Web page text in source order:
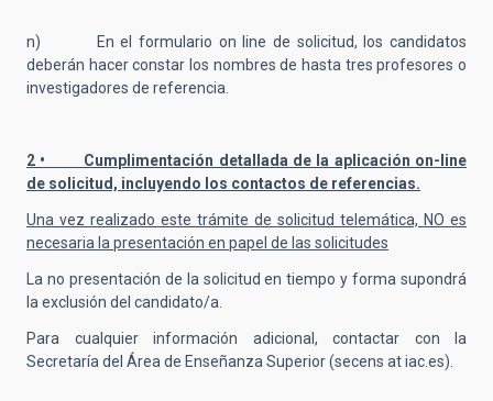
n) En el formulario on line de solicitud, los candidatos
deberán hacer constar los nombres de hasta tres profesores o
investigadores de referencia.
2 • Cumplimentación detallada de la aplicación on-line
de solicitud, incluyendo los contactos de referencias.
Una vez realizado este trámite de solicitud telemática, NO es
necesaria la presentación en papel de las solicitudes
La no presentación de la solicitud en tiempo y forma supondrá
la exclusión del candidato/a.
Para cualquier información adicional, contactar con la
Secretaría del Área de Enseñanza Superior (secens at iac.es).